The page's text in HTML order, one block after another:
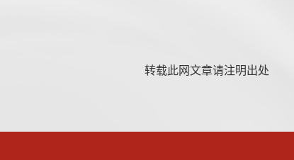
转载此网文章请注明出处